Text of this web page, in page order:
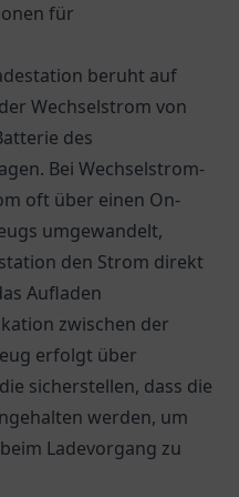
für
beruht auf
Wechselstrom von
des
Bei Wechselstrom-
oft über einen On-
umgewandelt,
den Strom direkt
Aufladen
zwischen der
erfolgt über
sicherstellen, dass die
werden, um
Ladevorgang zu